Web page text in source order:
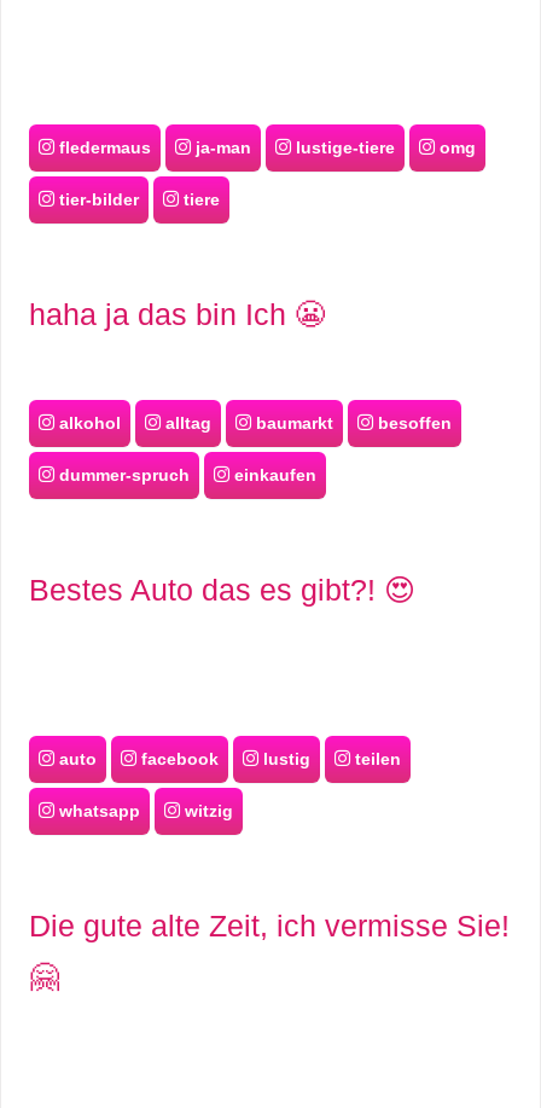
fledermaus ja-man lustige-tiere omg
tier-bilder tiere
haha ja das bin Ich 😬
alkohol alltag baumarkt besoffen
dummer-spruch einkaufen
Bestes Auto das es gibt?! 😍
auto facebook lustig teilen
whatsapp witzig
Die gute alte Zeit, ich vermisse Sie!
🤗